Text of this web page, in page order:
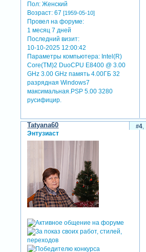
Пол: Женский
Возраст: 67[1959-05-10]
Провел на форуме:
1 месяц 7 дней
Последний визит:
10-10-2025 12:00:42
Параметры компьютера: Intel(R)
Core(TM)2 DuoCPU E8400 @ 3.00
GHz 3.00 GHz память 4.00ГБ 32
разрядная Windows7
максимальная.PSP 5.00 3280
русифицир.
4
Tatyana60
Энтузиаст